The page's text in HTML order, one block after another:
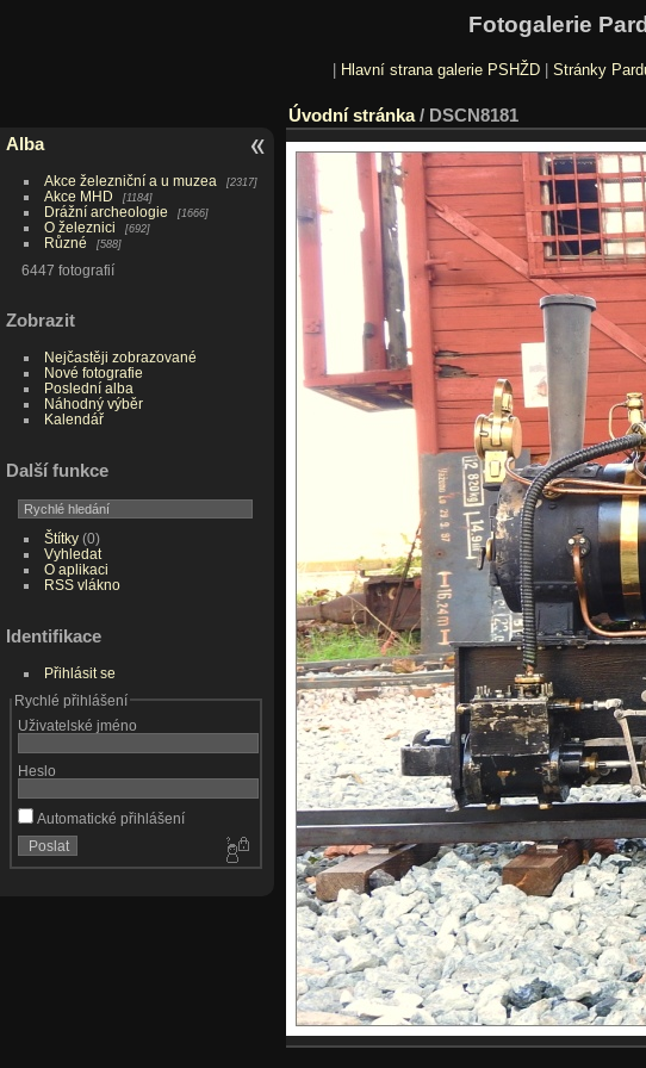
Fotogalerie
Hlavní strana galerie PSHŽD| Stránky
Alba
Akce železniční a u muzea 2317
Akce MHD 1184
Drážní archeologie 1666
O železnici 692
Různé 588
6447 fotografií
Zobrazit
Nejčastěji zobrazované
Nové fotografie
Poslední alba
Náhodný výběr
Kalendář
Další funkce
Štítky(0)
Vyhledat
O aplikaci
RSS vlákno
Identifikace
Přihlásit se
Rychlé přihlášení
Uživatelské jméno
Heslo
Automatické přihlášení
Úvodní stránka/ DSCN8181